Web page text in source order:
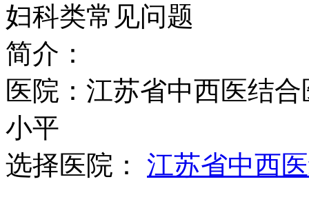
妇科类常见问题
简介：
医院：江苏省中西医结
小平
选择医院： 江苏省中西